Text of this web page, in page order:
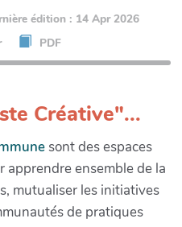
édition : 14 Apr 2026
PDF